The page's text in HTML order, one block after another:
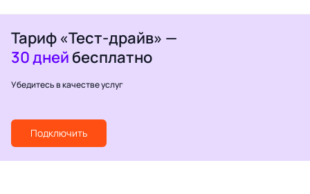
Тариф «Тест-драйв» —
30 дней бесплатно
Убедитесь в качестве услуг
Подключить